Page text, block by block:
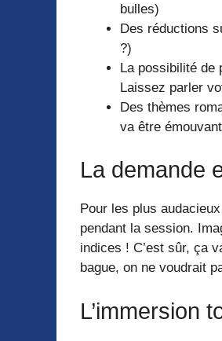
bulles)
Des réductions
?)
La possibilité de
Laissez parler
Des thèmes
va être
La demande
Pour les plus
pendant la session.
indices ! C’est sûr, ça
bague, on ne voudrait
L’immersion